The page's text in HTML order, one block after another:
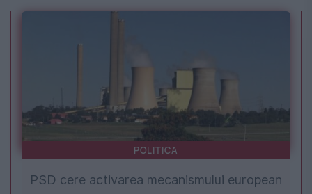
POLITICA
PSD cere activarea mecanismului european